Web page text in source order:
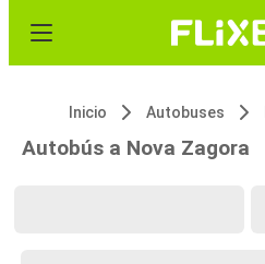
Inicio Autobuses
Autobús a Nova Zagora